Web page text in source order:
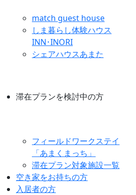
match guest house
しま暮らし体験ハウス
INN･INORI
シェアハウスあまた
滞在プランを検討中の方
フィールドワークステイ
「あまくまっち」
滞在プラン対象施設一覧
空き家をお持ちの方
入居者の方